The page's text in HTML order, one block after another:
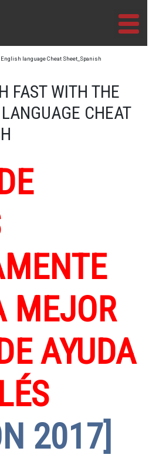
language Cheat Sheet_Spanish
FAST WITH THE
CHEAT
MEJOR
AYUDA
2017]